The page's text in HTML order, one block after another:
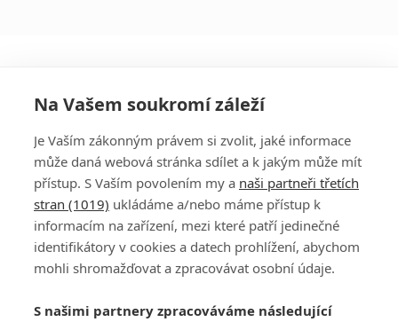
PŘIHLÁSIT
REGISTROVAT
DISKUZE
Šéfredaktorkou webu jePetr Slavík, e-mailserialy@fandimefilmu.cz
Na Vašem soukromí záleží
Je Vaším zákonným právem si zvolit, jaké informace
může daná webová stránka sdílet a k jakým může mít
přístup. S Vaším povolením my a naši partneři třetích
stran (1019) ukládáme a/nebo máme přístup k
informacím na zařízení, mezi které patří jedinečné
identifikátory v cookies a datech prohlížení, abychom
mohli shromažďovat a zpracovávat osobní údaje.
S našimi partnery zpracováváme následující